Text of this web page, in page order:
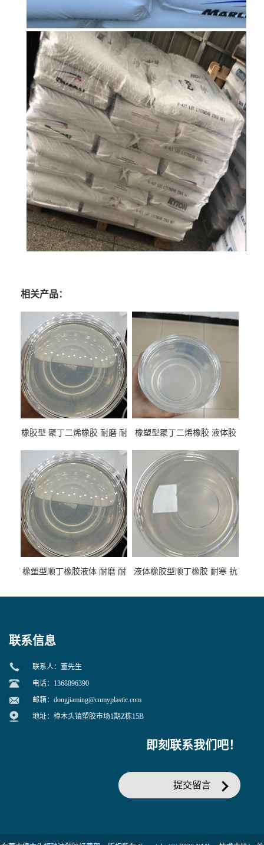
相关产品：
橡胶型 聚丁二烯橡胶 耐磨 耐
性
橡塑型聚丁二烯橡胶 液体胶
专用
橡塑型顺丁橡胶液体 耐磨 耐
液体橡胶型顺丁橡胶 耐寒 抗
联系信息
联系人：董先生
电话：1368896390
邮箱： dongjiaming@cnmyplastic.com
地址：樟木头镇塑胶市场1期Z栋15B
即刻联系我们吧！
提交留言